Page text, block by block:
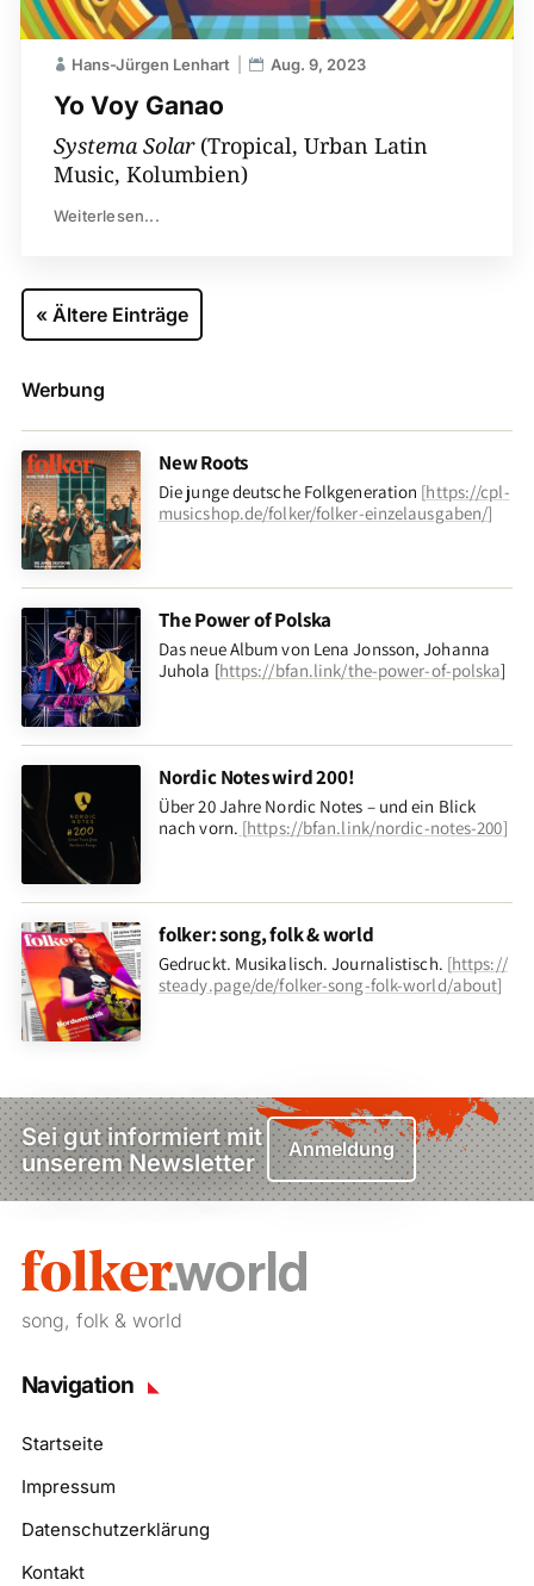
Yo Voy Ganao
Hans-Jürgen Lenhart Aug. 9, 2023
Systema Solar (Tropical, Urban Latin
Music, Kolumbien)
Weiterlesen...
« Ältere Einträge
Werbung
New Roots
Die junge deutsche Folkgeneration [https://cpl-
musicshop.de/folker/folker-einzelausgaben/]
The Power of Polska
Das neue Album von Lena Jonsson, Johanna
Juhola [https://bfan.link/the-power-of-polska]
Nordic Notes wird 200!
Über 20 Jahre Nordic Notes – und ein Blick
nach vorn. [https://bfan.link/nordic-notes-200]
folker: song, folk & world
Gedruckt. Musikalisch. Journalistisch. [https://
steady.page/de/folker-song-folk-world/about]
Sei gut informiert mit
unserem Newsletter
Anmeldung
song, folk & world
Navigation
Startseite
Impressum
Datenschutzerklärung
Kontakt